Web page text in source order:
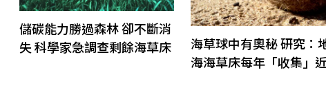
儲碳能力勝過森林 卻不斷消
失 科學家急調查剩餘海草床
海草球中有奧秘 研究：
海海草床每年「收集」